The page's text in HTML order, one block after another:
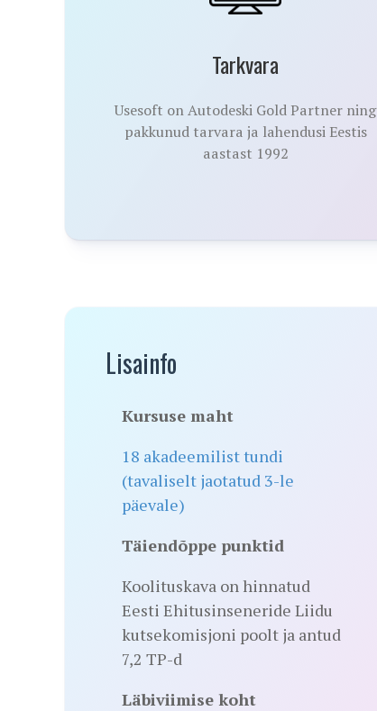
Tarkvara
Usesoft on Autodeski Gold Partner ning
pakkunud tarvara ja lahendusi Eestis
aastast 1992
Lisainfo
Kursuse maht
18 akadeemilist tundi
(tavaliselt jaotatud 3-le
päevale)
Täiendõppe punktid
Koolituskava on hinnatud
Eesti Ehitusinseneride Liidu
kutsekomisjoni poolt ja antud
7,2 TP-d
Läbiviimise koht